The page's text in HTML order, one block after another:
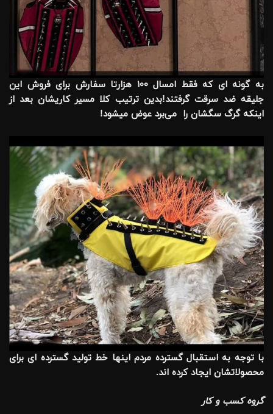
‏به گونه ای که فقط امسال ۱۰۰ هزارتا سفارش برای فروش این
جلیقه ضد سرقت گرفتند!بدین ترتیب کلا مسیر کاریشان بعد از
اینکه گرگ سگشان را می‌برد عوض میشود!
با توجه به استقبال گسترده مردم اینها خط تولید گسترده ای برای
محصولاتشان ایجاد کرده اند.
گروه کسب و کار